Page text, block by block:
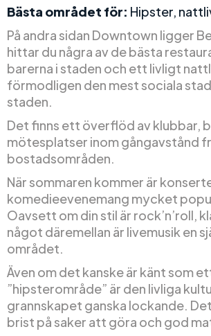
Bästa området för: Hipster,
På andra sidan Downtown ligger
hittar du några av de bästa
barerna i staden och ett livligt
förmodligen den mest sociala
staden.
Det finns ett överflöd av klubbar,
mötesplatser inom gångavstånd
bostadsområden.
När sommaren kommer är
komedieevenemang mycket
Oavsett om din stil är rock’n’roll,
något däremellan är livemusik en
området.
Även om det kanske är känt som
”hipsterområde” är den livliga
grannskapet ganska lockande.
brist på saker att göra och god